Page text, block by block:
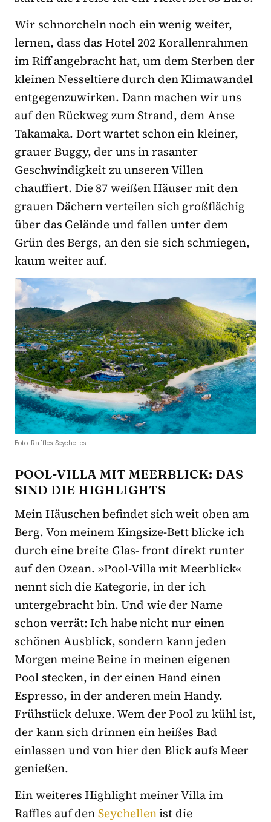
Wir schnorcheln noch ein wenig weiter,
lernen, dass das Hotel 202 Korallenrahmen
im Riff angebracht hat, um dem Sterben der
kleinen Nesseltiere durch den Klimawandel
entgegenzuwirken. Dann machen wir uns
auf den Rückweg zum Strand, dem Anse
Takamaka. Dort wartet schon ein kleiner,
grauer Buggy, der uns in rasanter
Geschwindigkeit zu unseren Villen
chauffiert. Die 87 weißen Häuser mit den
grauen Dächern verteilen sich großflächig
über das Gelände und fallen unter dem
Grün des Bergs, an den sie sich schmiegen,
kaum weiter auf.
Foto: Raffles Seychelles
POOL-VILLA MIT MEERBLICK: DAS
SIND DIE HIGHLIGHTS
Mein Häuschen befindet sich weit oben am
Berg. Von meinem Kingsize-Bett blicke ich
durch eine breite Glas- front direkt runter
auf den Ozean. »Pool-Villa mit Meerblick«
nennt sich die Kategorie, in der ich
untergebracht bin. Und wie der Name
schon verrät: Ich habe nicht nur einen
schönen Ausblick, sondern kann jeden
Morgen meine Beine in meinen eigenen
Pool stecken, in der einen Hand einen
Espresso, in der anderen mein Handy.
Frühstück deluxe. Wem der Pool zu kühl ist,
der kann sich drinnen ein heißes Bad
einlassen und von hier den Blick aufs Meer
genießen.
Ein weiteres Highlight meiner Villa im
Raffles auf denSeychellenist die